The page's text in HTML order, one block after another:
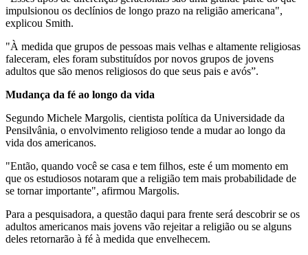
impulsionou os declínios de longo prazo na religião americana",
explicou Smith.
"À medida que grupos de pessoas mais velhas e altamente religiosas
faleceram, eles foram substituídos por novos grupos de jovens
adultos que são menos religiosos do que seus pais e avós”.
Mudança da fé ao longo da vida
Segundo Michele Margolis, cientista política da Universidade da
Pensilvânia, o envolvimento religioso tende a mudar ao longo da
vida dos americanos.
"Então, quando você se casa e tem filhos, este é um momento em
que os estudiosos notaram que a religião tem mais probabilidade de
se tornar importante", afirmou Margolis.
Para a pesquisadora, a questão daqui para frente será descobrir se os
adultos americanos mais jovens vão rejeitar a religião ou se alguns
deles retornarão à fé à medida que envelhecem.